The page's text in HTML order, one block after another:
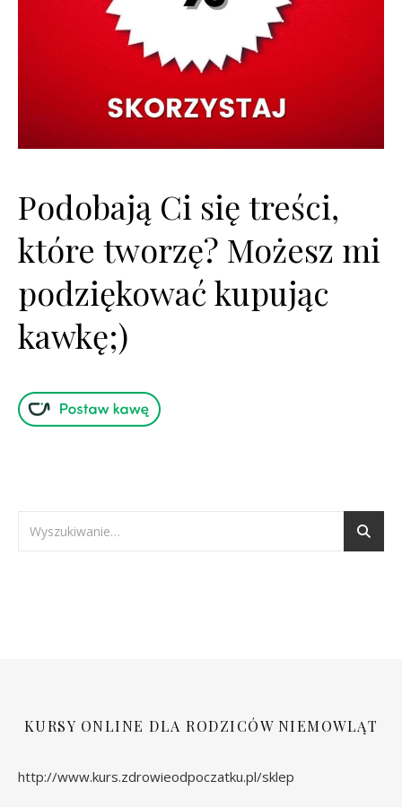
Podobają Ci się treści,
które tworzę? Możesz mi
podziękować kupując
kawkę;)
KURSY ONLINE DLA RODZICÓW NIEMOWLĄT
http://www.kurs.zdrowieodpoczatku.pl/sklep